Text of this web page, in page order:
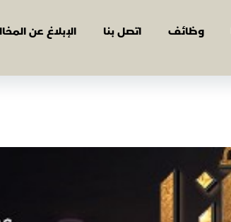
وظائف اتصل بنا الإبلاغ عن